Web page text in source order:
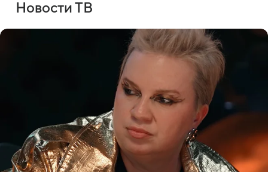
Новости ТВ